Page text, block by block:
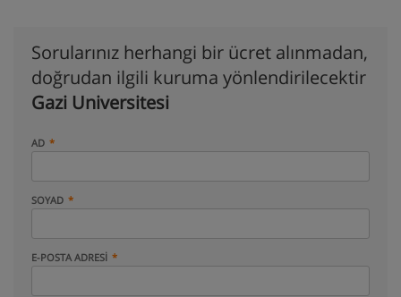
Sorularınız herhangi bir ücret alınmadan,
doğrudan ilgili kuruma yönlendirilecektir
Gazi Universitesi
AD
SOYAD
E-POSTA ADRESI